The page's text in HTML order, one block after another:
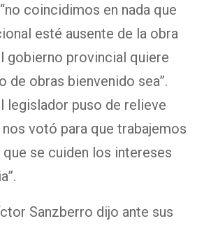
coincidimos en nada que
esté ausente de la obra
gobierno provincial quiere
de obras bienvenido sea”.
legislador puso de relieve
nos votó para que trabajemos
que se cuiden los intereses
Sanzberro dijo ante sus